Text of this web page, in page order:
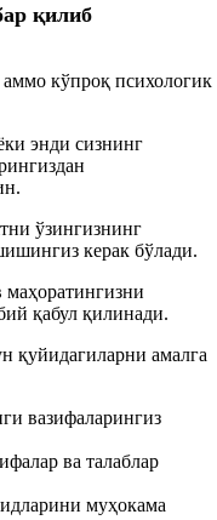
қилиб
кўпроқ психологик
энди сизнинг
ўзингизнинг
керак бўлади.
қабул қилинади.
қуйидагиларни амалга
вазифаларингиз
ва талаблар
муҳокама